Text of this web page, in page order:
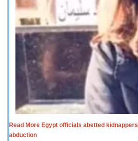
Read More Egypt officials abetted
abduction